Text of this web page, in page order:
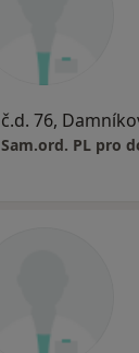
č.d. 76,
Sam.ord. PL pro